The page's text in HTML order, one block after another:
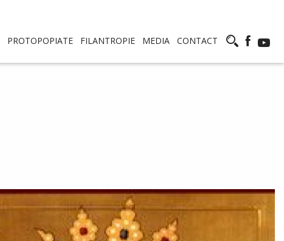
PROTOPOPIATE FILANTROPIE MEDIA CONTACT